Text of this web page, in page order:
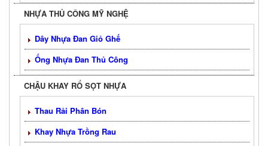
NHỰA THỦ CÔNG MỸ NGHỆ
Dây Nhựa Đan Giỏ Ghế
Ống Nhựa Đan Thủ Công
CHẬU KHAY RỔ SỌT NHỰA
Thau Rải Phân Bón
Khay Nhựa Trồng Rau